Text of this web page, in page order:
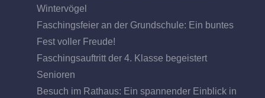
Wintervögel
Faschingsfeier an der Grundschule: Ein buntes
Fest voller Freude!
Faschingsauftritt der 4. Klasse begeistert
Senioren
Besuch im Rathaus: Ein spannender Einblick in